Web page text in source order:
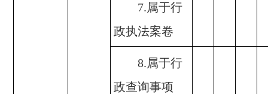
7.属于行
政执法案卷
8.属于行
政查询事项